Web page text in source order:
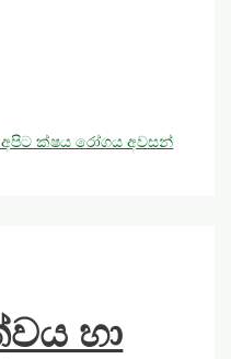
ක්ෂය රෝගය අවසන්
හා